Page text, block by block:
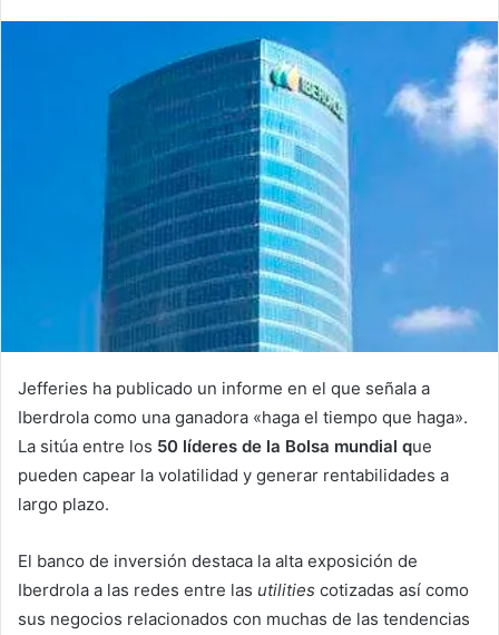
Jefferies ha publicado un informe en el que señala a
Iberdrola como una ganadora «haga el tiempo que haga».
La sitúa entre los 50 líderes de la Bolsa mundial que
pueden capear la volatilidad y generar rentabilidades a
largo plazo.
El banco de inversión destaca la alta exposición de
Iberdrola a las redes entre las utilities cotizadas así como
sus negocios relacionados con muchas de las tendencias